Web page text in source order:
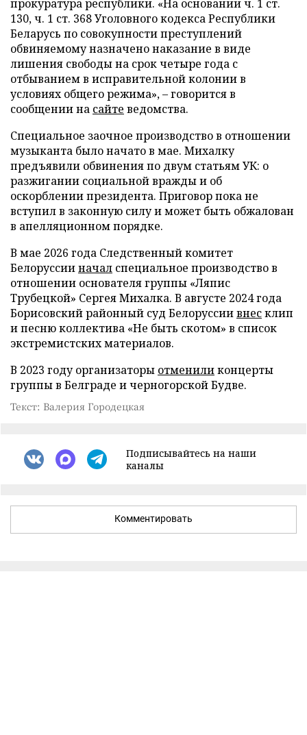
прокуратура республики. «На основании ч. 1 ст.
130, ч. 1 ст. 368 Уголовного кодекса Республики
Беларусь по совокупности преступлений
обвиняемому назначено наказание в виде
лишения свободы на срок четыре года с
отбыванием в исправительной колонии в
условиях общего режима», – говорится в
сообщении на сайте ведомства.
Специальное заочное производство в отношении
музыканта было начато в мае. Михалку
предъявили обвинения по двум статьям УК: о
разжигании социальной вражды и об
оскорблении президента. Приговор пока не
вступил в законную силу и может быть обжалован
в апелляционном порядке.
В мае 2026 года Следственный комитет
Белоруссииначал специальное производство в
отношении основателя группы «Ляпис
Трубецкой» Сергея Михалка. В августе 2024 года
Борисовский районный суд Белоруссиивнесклип
и песню коллектива «Не быть скотом» в список
экстремистских материалов.
В 2023 году организаторы отмениликонцерты
группы в Белграде и черногорской Будве.
Текст: Валерия Городецкая
Подписывайтесь на наши
каналы
Комментировать